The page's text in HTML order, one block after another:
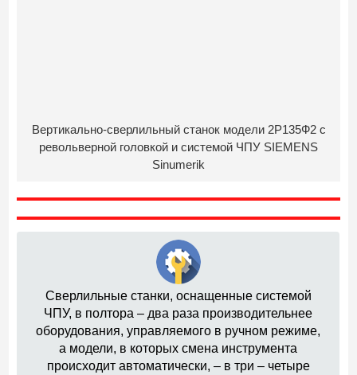
Вертикально-сверлильный станок модели 2Р135Ф2 с
револьверной головкой и системой ЧПУ SIEMENS
Sinumerik
Сверлильные станки, оснащенные системой
ЧПУ, в полтора – два раза производительнее
оборудования, управляемого в ручном режиме,
а модели, в которых смена инструмента
происходит автоматически, – в три – четыре